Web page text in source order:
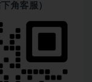
角客服）